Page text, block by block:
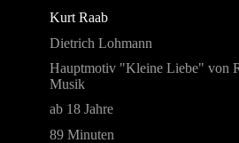
Kurt Raab
Dietrich Lohmann
Hauptmotiv "Kleine Liebe" von
Musik
ab 18 Jahre
89 Minuten